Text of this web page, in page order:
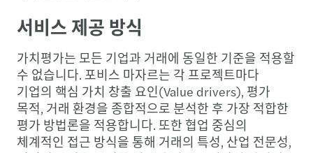
서비스 제공 방식
가치평가는 모든 기업과 거래에 동일한 기준을 적용할
수 없습니다. 포비스 마자르는 각 프로젝트마다
기업의 핵심 가치 창출 요인(Value drivers), 평가
목적, 거래 환경을 종합적으로 분석한 후 가장 적합한
평가 방법론을 적용합니다. 또한 협업 중심의
체계적인 접근 방식을 통해 거래의 특성, 산업 전문성,